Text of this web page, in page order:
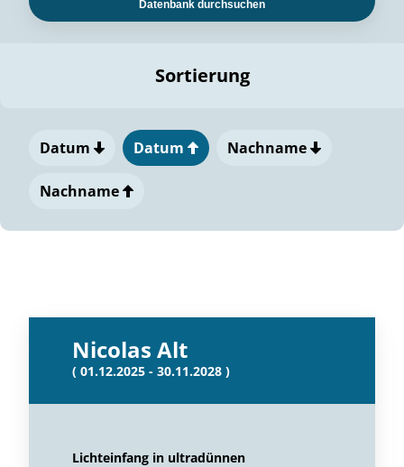
Datenbank durchsuchen
Sortierung
Datum Datum Nachname
Nachname
Nicolas Alt
( 01.12.2025 - 30.11.2028 )
Lichteinfang in ultradünnen